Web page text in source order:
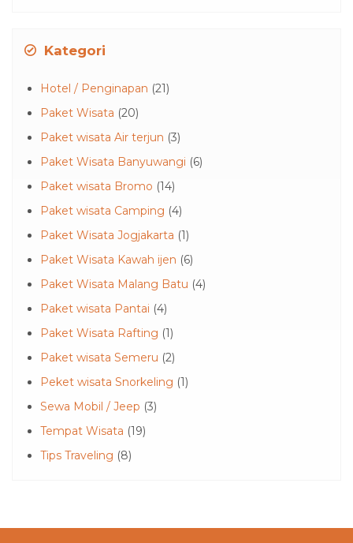
Kategori
Hotel / Penginapan (21)
Paket Wisata (20)
Paket wisata Air terjun (3)
Paket Wisata Banyuwangi (6)
Paket wisata Bromo (14)
Paket wisata Camping (4)
Paket Wisata Jogjakarta (1)
Paket Wisata Kawah ijen (6)
Paket Wisata Malang Batu (4)
Paket wisata Pantai (4)
Paket Wisata Rafting (1)
Paket wisata Semeru (2)
Peket wisata Snorkeling (1)
Sewa Mobil / Jeep (3)
Tempat Wisata (19)
Tips Traveling (8)